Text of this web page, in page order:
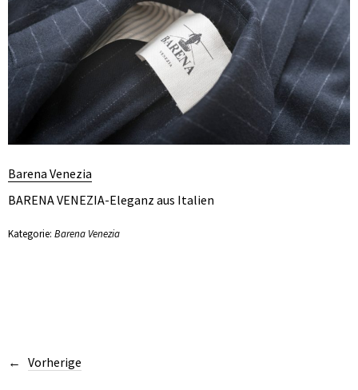
Barena Venezia
BARENA VENEZIA-Eleganz aus Italien
Kategorie: Barena Venezia
Vorherige